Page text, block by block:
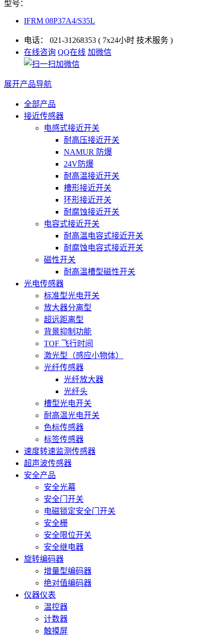
型号：
IFRM 08P37A4/S35L
电话： 021-31268353 ( 7x24小时 技术服务 )
在线咨询 QQ在线 加微信
展开产品导航
全部产品
接近传感器
电感式接近开关
耐高压接近开关
NAMUR 防爆
24V防爆
耐高温接近开关
槽形接近开关
环形接近开关
耐腐蚀接近开关
电容式接近开关
耐高温电容式接近开关
耐腐蚀电容式接近开关
磁性开关
耐高温槽型磁性开关
光电传感器
标准型光电开关
放大器分离型
超远距离型
背景抑制功能
TOF 飞行时间
激光型（感应小物体）
光纤传感器
光纤放大器
光纤头
槽型光电开关
耐高温光电开关
色标传感器
标签传感器
速度转速监测传感器
超声波传感器
安全产品
安全光幕
安全门开关
电磁锁定安全门开关
安全栅
安全限位开关
安全继电器
旋转编码器
增量型编码器
绝对值编码器
仪器仪表
温控器
计数器
触摸屏